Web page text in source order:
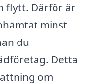
flytt. Därför är
minst
du
Detta
om